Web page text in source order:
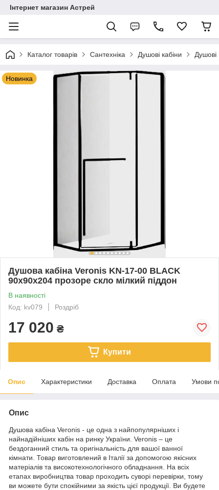
Інтернет магазин Астрей
Каталог товарів Сантехніка Душові кабіни Душові
Новинка
Душова кабіна Veronis KN-17-00 BLACK
90х90х204 прозоре скло мілкий піддон
В наявності
Код: kv079
Роздріб
17 020 ₴
Купити
Опис Характеристики Доставка Оплата Умови
Опис
Душова кабіна Veronis - це одна з найпопулярніших і
найнадійніших кабін на ринку України. Veronis – це
бездоганний стиль та оригінальність для вашої ванної
кімнати. Товар виготовлений в Італії за допомогою якісних
матеріалів та високотехнологічного обладнання. На всіх
етапах виробництва товар проходить суворі перевірки, тому
ви можете бути спокійними за якість цієї продукції. Ви будете